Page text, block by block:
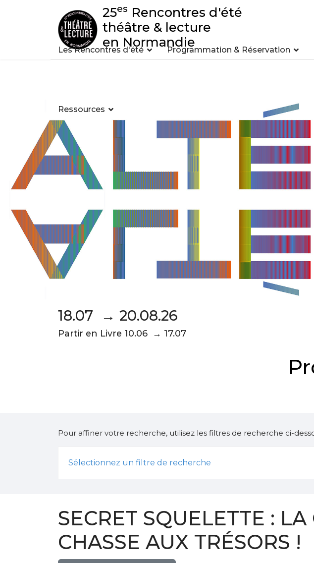
25es Rencontres d'été
théâtre & lecture
en Normandie
Les Rencontres d'été Programmation & Réservation
Ressources
18.07 → 20.08.26
Partir en Livre 10.06 → 17.07
Pour affiner votre recherche, utilisez les filtres de recherche ci-
Sélectionnez un filtre de recherche
SECRET SQUELETTE :
CHASSE AUX TRÉSORS !